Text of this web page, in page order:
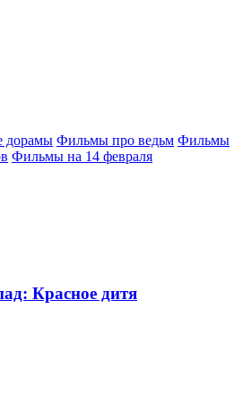
дорамы Фильмы про ведьм Фильмы
Фильмы на 14 февраля
Красное дитя